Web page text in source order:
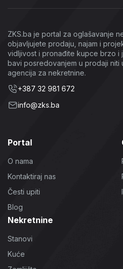
ZKS.ba je portal za oglašavanje
objavljujete prodaju, najam i
vidljivost i pronađite kupce brzo i
bavi posredovanjem u prodaji niti
agencija za nekretnine.
+387 32 981 672
info@zks.ba
Portal
O nama
Kontaktiraj nas
Česti upiti
Blog
Nekretnine
Stanovi
Kuće